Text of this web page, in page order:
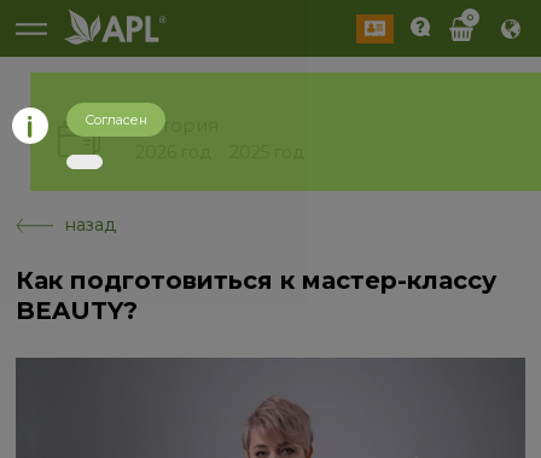
0
История
назад
Как подготовиться к мастер-классу
BEAUTY?
Согласен